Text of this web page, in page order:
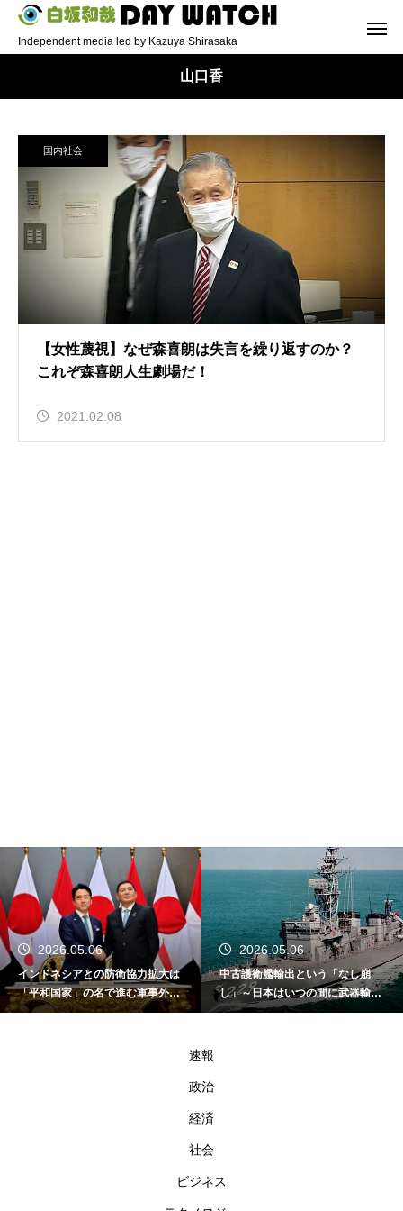
Independent media led by Kazuya Shirasaka
山口香
国内社会
【女性蔑視】なぜ森喜朗は失言を繰り返すのか？
これぞ森喜朗人生劇場だ！
2021.02.08
2026.05.06
インドネシアとの防衛協力拡大は
「平和国家」の名で進む軍事外交
である
2026.05.06
中古護衛艦輸出という「なし崩
し」～日本はいつの間に武器輸出
国家になったのか～
速報
政治
経済
社会
ビジネス